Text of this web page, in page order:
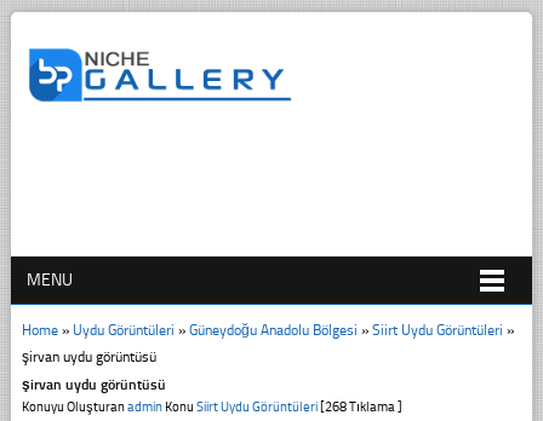
MENU
Home» Uydu Görüntüleri » Güneydoğu Anadolu Bölgesi » Siirt Uydu Görüntüleri »
şirvan uydu görüntüsü
şirvan uydu görüntüsü
Konuyu OluşturanadminKonu Siirt Uydu Görüntüleri[268 Tıklama ]